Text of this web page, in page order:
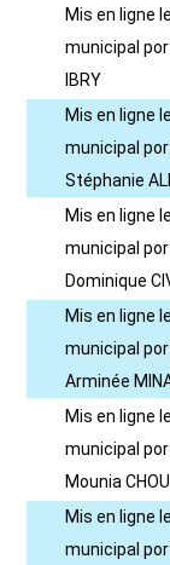
Mis en ligne
municipal
IBRY
Mis en ligne
municipal
Stéphanie
Mis en ligne
municipal
Dominique
Mis en ligne
municipal
Arminée
Mis en ligne
municipal
Mounia
Mis en ligne
municipal